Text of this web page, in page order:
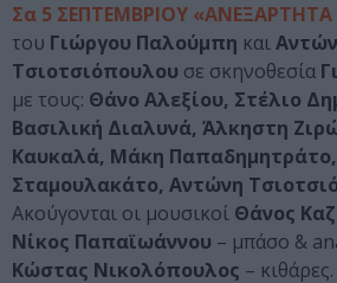
Σα 5 ΣΕΠΤΕΜΒΡΙΟΥ
του Γιώργου Παλούμπη και
Τσιοτσιόπουλου σε σκηνοθεσία
με τους: Θάνο Αλεξίου, Στέλιο
Βασιλική Διαλυνά, Άλκηστη
Καυκαλά, Μάκη
Σταμουλακάτο, Αντώνη
Ακούγονται οι μουσικοί Θάνος
Νίκος Παπαϊωάννου – μπάσο &
Κώστας Νικολόπουλος – κιθάρες.